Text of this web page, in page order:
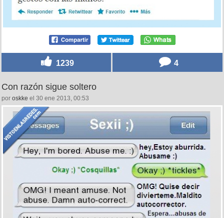
1239 4
Con razón sigue soltero
por oskke el 30 ene 2013, 00:53